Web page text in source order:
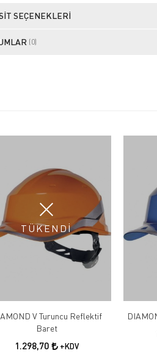
SEÇENEKLERI
(0)
TÜKENDİ
V Turuncu Reflektif
Baret
1.298,70 +KDV